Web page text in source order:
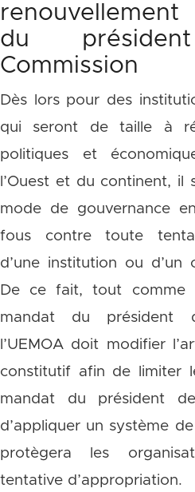
du
Commission
Dès lors pour des
qui seront de taille à
politiques et
l’Ouest et du continent,
mode de gouvernance
fous contre toute
d’une institution ou
De ce fait, tout comme
mandat du président
l’UEMOA doit modifier
constitutif afin de limiter
mandat du président
d’appliquer un système
protègera les
tentative d’appropriation.